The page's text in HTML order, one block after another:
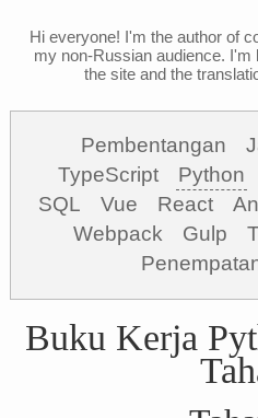
Hi everyone! I'm the author of
my non-Russian audience.
the site and the
Pembentangan
TypeScript
Python
SQL
Vue React
Webpack
Gulp
Buku Kerja